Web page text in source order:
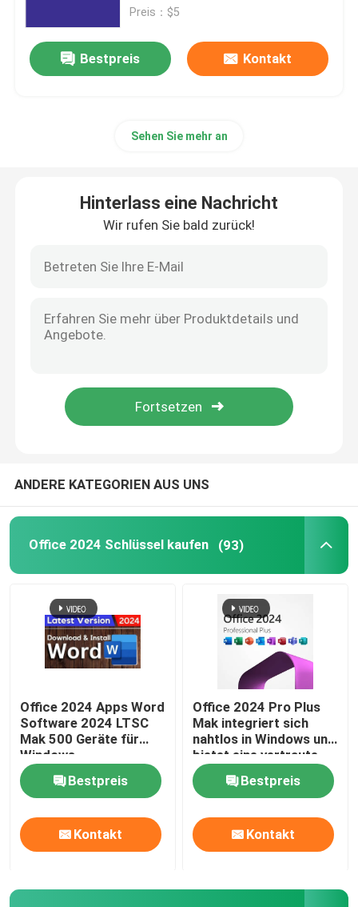
Berufsplus des Büro-2019
Windows 11 Berufs
Windows Server 2025
Windows Server 2022
SQL Server-Standard 2019
Preis：$5
Bestpreis Kontakt
Sehen Sie mehr an
Hinterlass eine Nachricht
Wir rufen Sie bald zurück!
ANDERE KATEGORIEN AUS UNS
Office 2024 Schlüssel kaufen (93)
Office 2024 Apps Word
Software 2024 LTSC
Mak 500 Geräte für
Windows
Bestpreis
Kontakt
Office 2024 Pro Plus
Mak integriert sich
nahtlos in Windows und
bietet eine vertraute
und
benutzerfreundliche
Erfahrung
Bestpreis
Kontakt